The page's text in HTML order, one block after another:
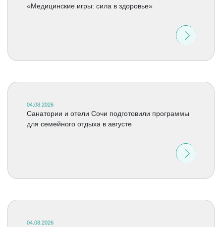
«Медицинские игры: сила в здоровье»
04.08.2026
Санатории и отели Сочи подготовили программы
для семейного отдыха в августе
04.08.2026